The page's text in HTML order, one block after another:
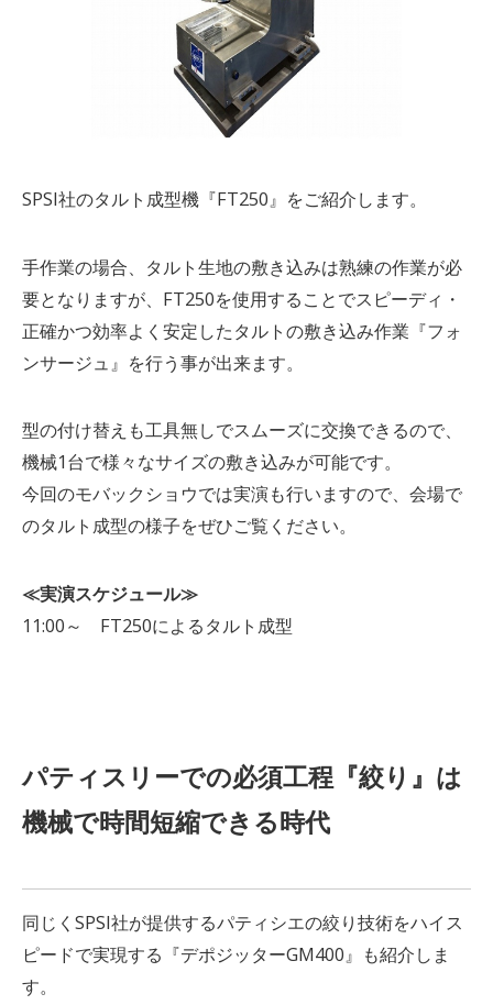
SPSI社のタルト成型機『FT250』をご紹介します。
手作業の場合、タルト生地の敷き込みは熟練の作業が必
要となりますが、FT250を使用することでスピーディ・
正確かつ効率よく安定したタルトの敷き込み作業『フォ
ンサージュ』を行う事が出来ます。
型の付け替えも工具無しでスムーズに交換できるので、
機械1台で様々なサイズの敷き込みが可能です。
今回のモバックショウでは実演も行いますので、会場で
のタルト成型の様子をぜひご覧ください。
≪実演スケジュール≫
11:00～ FT250によるタルト成型
パティスリーでの必須工程『絞り』は
機械で時間短縮できる時代
同じくSPSI社が提供するパティシエの絞り技術をハイス
ピードで実現する『デポジッターGM400』も紹介しま
す。